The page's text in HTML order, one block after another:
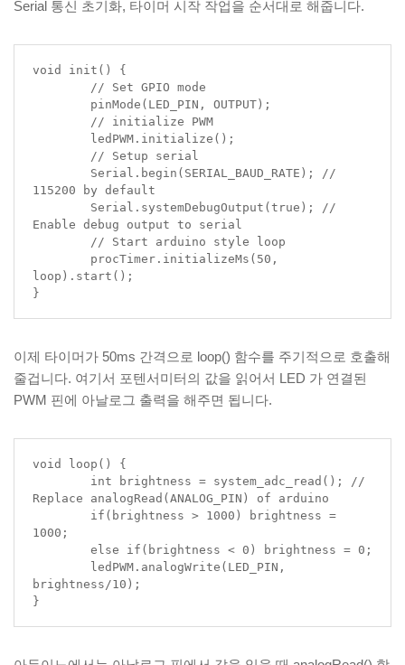
Serial 통신 초기화, 타이머 시작 작업을 순서대로 해줍니다.
void init() {
115200 by default
Enable debug output to serial
loop).start();
}
이제 타이머가 50ms 간격으로 loop() 함수를 주기적으로 호출해
줄겁니다. 여기서 포텐서미터의 값을 읽어서 LED 가 연결된
PWM 핀에 아날로그 출력을 해주면 됩니다.
void loop() {
Replace analogRead(ANALOG_PIN) of arduino
1000;
brightness/10);
}